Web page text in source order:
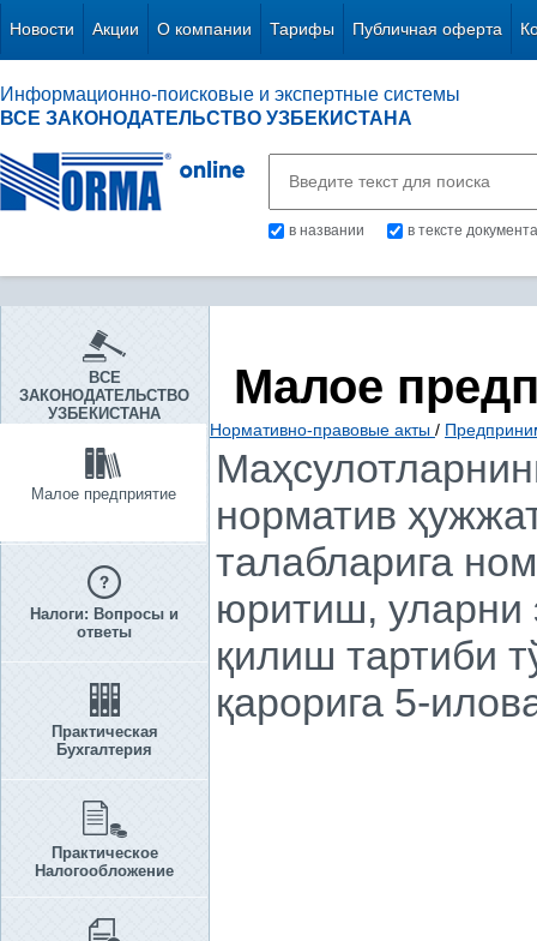
Новости Акции О компании Тарифы Публичная оферта
Информационно-поисковые и экспертные системы
ВСЕ ЗАКОНОДАТЕЛЬСТВО УЗБЕКИСТАНА
в названии в тексте документа
ВСЕ
ЗАКОНОДАТЕЛЬСТВО
УЗБЕКИСТАНА
Малое предприятие
Налоги: Вопросы и
ответы
Практическая
Бухгалтерия
Практическое
Налогообложение
Малое
Нормативно-правовые акты /
норматив
талабларига
юритиш, уларни
қилиш тартиби
қарорига 5-